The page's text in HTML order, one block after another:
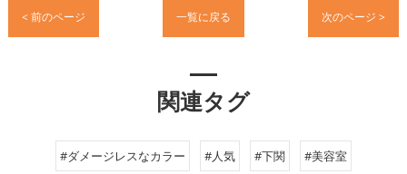
< 前のページ 一覧に戻る 次のページ >
関連タグ
#ダメージレスなカラー #人気 #下関 #美容室